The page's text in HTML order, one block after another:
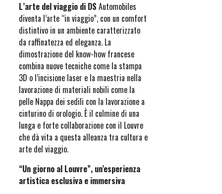
L’arte del viaggio di DS Automobiles
diventa l’arte “in viaggio”, con un comfort
distintivo in un ambiente caratterizzato
da raffinatezza ed eleganza. La
dimostrazione del know-how francese
combina nuove tecniche come la stampa
3D o l’incisione laser e la maestria nella
lavorazione di materiali nobili come la
pelle Nappa dei sedili con la lavorazione a
cinturino di orologio. È il culmine di una
lunga e forte collaborazione con il Louvre
che dà vita a questa alleanza tra cultura e
arte del viaggio.
“Un giorno al Louvre”, un’esperienza
artistica esclusiva e immersiva